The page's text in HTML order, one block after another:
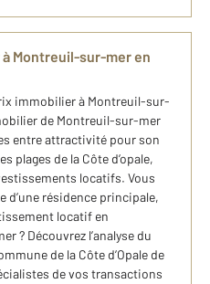
Montreuil-sur-mer en
immobilier à Montreuil-sur-
de Montreuil-sur-mer
entre attractivité pour son
plages de la Côte d’opale,
locatifs. Vous
d’une résidence principale,
locatif en
? Découvrez l’analyse du
de la Côte d’Opale de
de vos transactions